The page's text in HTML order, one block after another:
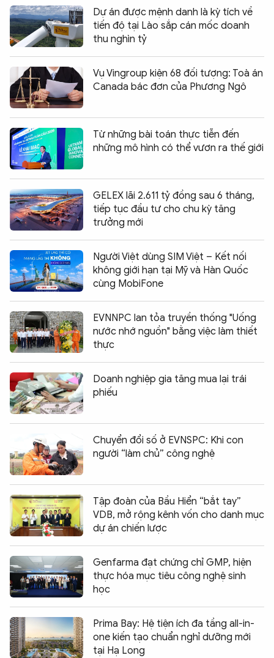
Dự án được mệnh danh là kỳ tích về
tiến độ tại Lào sắp cán mốc doanh
thu nghìn tỷ
Vụ Vingroup kiện 68 đối tượng: Toà án
Canada bác đơn của Phương Ngô
Từ những bài toán thực tiễn đến
những mô hình có thể vươn ra thế giới
GELEX lãi 2.611 tỷ đồng sau 6 tháng,
tiếp tục đầu tư cho chu kỳ tăng
trưởng mới
Người Việt dùng SIM Việt – Kết nối
không giới hạn tại Mỹ và Hàn Quốc
cùng MobiFone
EVNNPC lan tỏa truyền thống "Uống
nước nhớ nguồn" bằng việc làm thiết
thực
Doanh nghiệp gia tăng mua lại trái
phiếu
Chuyển đổi số ở EVNSPC: Khi con
người “làm chủ” công nghệ
Tập đoàn của Bầu Hiển “bắt tay”
VDB, mở rộng kênh vốn cho danh mục
dự án chiến lược
Genfarma đạt chứng chỉ GMP, hiện
thực hóa mục tiêu công nghệ sinh
học
Prima Bay: Hệ tiện ích đa tầng all-in-
one kiến tạo chuẩn nghỉ dưỡng mới
tại Hạ Long